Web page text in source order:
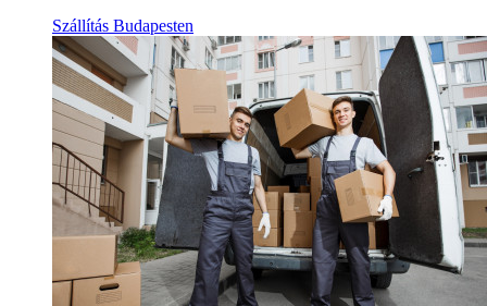
Szállítás Budapesten